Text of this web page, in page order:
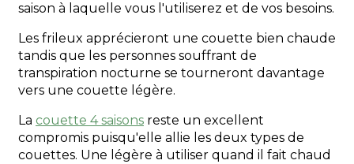
saison à laquelle vous l'utiliserez et de vos besoins.
Les frileux apprécieront une couette bien chaude
tandis que les personnes souffrant de
transpiration nocturne se tourneront davantage
vers une couette légère.
La couette 4 saisons reste un excellent
compromis puisqu'elle allie les deux types de
couettes. Une légère à utiliser quand il fait chaud